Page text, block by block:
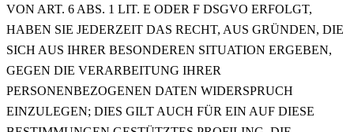
VON ART. 6 ABS. 1 LIT. E ODER F DSGVO ERFOLGT,
HABEN SIE JEDERZEIT DAS RECHT, AUS GRÜNDEN, DIE
SICH AUS IHRER BESONDEREN SITUATION ERGEBEN,
GEGEN DIE VERARBEITUNG IHRER
PERSONENBEZOGENEN DATEN WIDERSPRUCH
EINZULEGEN; DIES GILT AUCH FÜR EIN AUF DIESE